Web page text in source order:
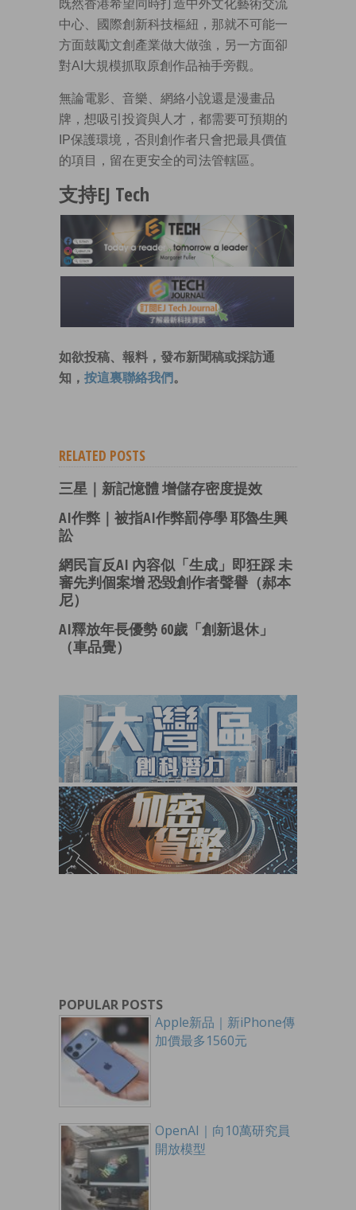
既然香港希望同時打造中外文化藝術交流
中心、國際創新科技樞紐，那就不可能一
方面鼓勵文創產業做大做強，另一方面卻
對AI大規模抓取原創作品袖手旁觀。
無論電影、音樂、網絡小說還是漫畫品
牌，想吸引投資與人才，都需要可預期的
IP保護環境，否則創作者只會把最具價值
的項目，留在更安全的司法管轄區。
支持EJ Tech
如欲投稿、報料，發布新聞稿或採訪通
知， 按這裏聯絡我們 。
RELATED POSTS
三星｜新記憶體 增儲存密度提效
AI作弊｜被指AI作弊罰停學 耶魯生興
訟
網民盲反AI 內容似「生成」即狂踩 未
審先判個案增 恐毀創作者聲譽（郝本
尼）
AI釋放年長優勢 60歲「創新退休」
（車品覺）
POPULAR POSTS
Apple新品｜新iPhone傳
加價最多1560元
OpenAI｜向10萬研究員
開放模型